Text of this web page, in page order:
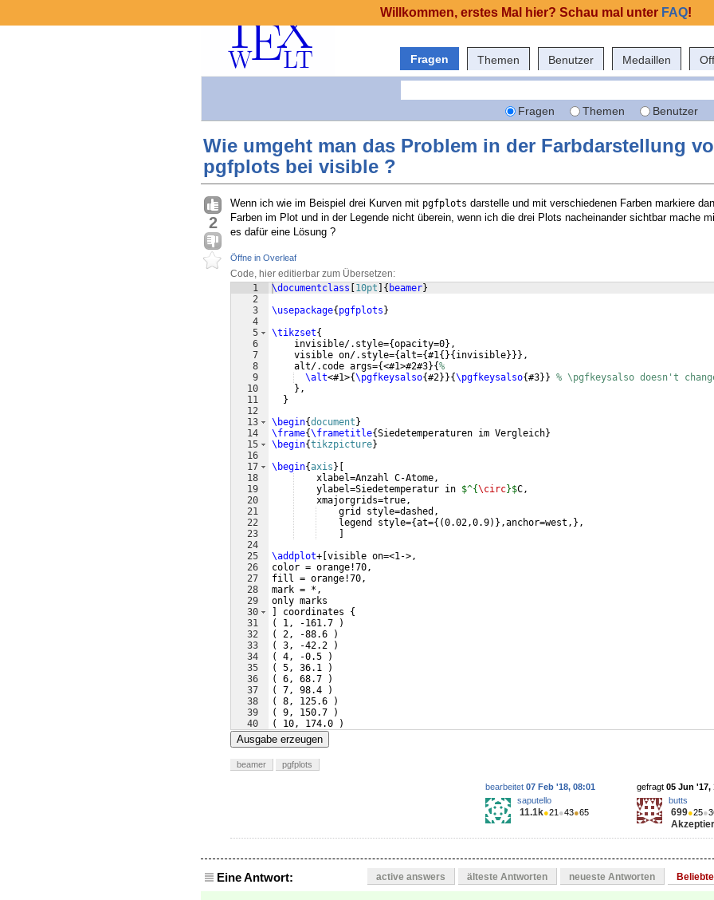
Fragen Themen Benutzer Medaillen
Fragen Themen Benutzer
Wie umgeht man das Problem in der Farbdarstellung
pgfplots bei visible ?
2
Wenn ich wie im Beispiel drei Kurven mit pgfplots darstelle und mit verschiedenen Farben markiere
Farben im Plot und in der Legende nicht überein, wenn ich die drei Plots nacheinander sichtbar mache
es dafür eine Lösung ?
Öffne in Overleaf
Code, hier editierbar zum Übersetzen:
1
2
3
4
5
6
7
8
9
10
11
12
13
14
15
16
17
18
19
20
21
22
23
24
25
26
27
28
29
30
31
32
33
34
35
36
37
38
39
40
41
\documentclass 10pt { beamer}
\usepackage{ pgfplots }
\tikzset{
    invisible/.style=
{opacity=0} ,
    visible on/.style=
{alt={#1{ }{ invisible}}} ,
    alt/.code args=
{<#1>#2#3}{%
\alt<#1>{\pgfkeysalso{#2}}{\pgfkeysalso{#3}} % \pgfkeysalso doesn't
} ,
}
\begin{document }
\frame{\frametitle{Siedetemperaturen im Vergleich}
\begin{tikzpicture}
\begin{axis }
    xlabel=Anzahl C-Atome,
    ylabel=Siedetemperatur in
$^{\circ}$C,
    xmajorgrids=true,
    grid style=dashed,
    legend style=
{at={(0.02,0.9)} ,anchor=west, } ,
\addplot+ visible on=<1->,
color = orange!70,
fill = orange!70,
mark = *,
only marks
coordinates {
(
1, -161.7
)
(
2, -88.6
)
(
3, -42.2
)
(
4, -0.5
)
(
5, 36.1
)
(
6, 68.7
)
(
7, 98.4
)
(
8, 125.6
)
(
9, 150.7
)
(
10, 174.0
)
};
Ausgabe erzeugen
beamer pgfplots
gefragt 05 Jun '17,
butts
699●25●
bearbeitet 07 Feb '18, 08:01
saputello
11.1k●21 ●43●65
Eine Antwort: active answers älteste Antworten neueste Antworten
Willkommen, erstes Mal hier? Schau mal unter FAQ!